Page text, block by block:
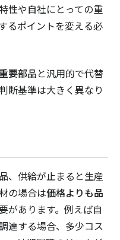
性や自社にとっての重
るポイントを変える必
要部品と汎用的で代替
断基準は大きく異なり
、供給が止まると生産
の場合は価格よりも品
があります。例えば自
達する場合、多少コス